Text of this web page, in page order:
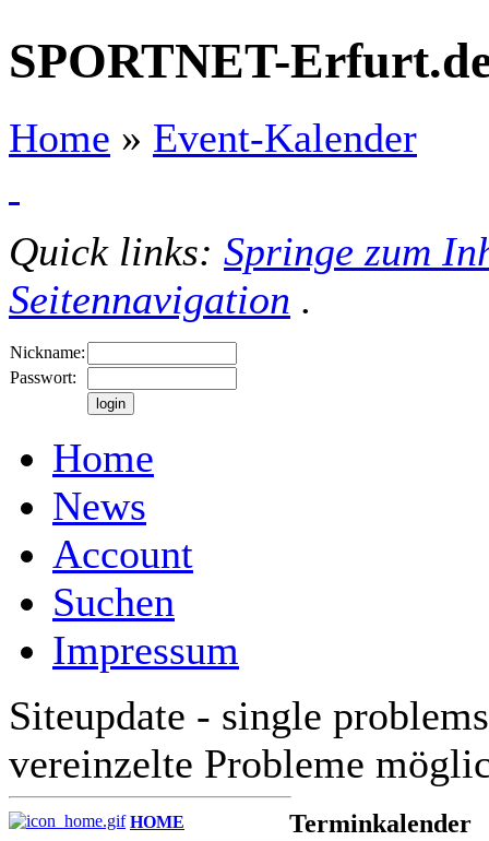
SPORTNET-
Home » Event-Kalender
Quick links: Springe zum
Seitennavigation .
Nickname:
Passwort:
Home
News
Account
Suchen
Impressum
Siteupdate - single
vereinzelte Probleme
HOME Terminkalender